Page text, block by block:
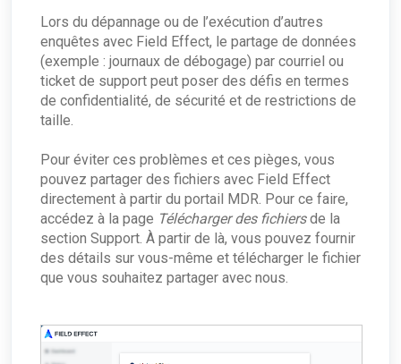
Covalence
Validation du critère de covalence
Exceptions au pare-feu pour les équipements
réseau et les endpoint agents
Dismissing an ARO?
ARO: Vulnerable Software Detected - Overview
ARO : Protocole RDP observé
Réponse active
Comment gérer la réponse active pour un seul
point de endpoint ?
Agents de points terminaux
Événements Windows enregistrés par l'agent
Endpoint
Données supplémentaires
Tableaux de données supplémentaires -
Tableau de données complémentaires :
Logiciels vulnérables
Lors du dépannage ou de l’exécution d’autres
enquêtes avec Field Effect, le partage de données
(exemple : journaux de débogage) par courriel ou
ticket de support peut poser des défis en termes
de confidentialité, de sécurité et de restrictions de
taille.
Pour éviter ces problèmes et ces pièges, vous
pouvez partager des fichiers avec Field Effect
directement à partir du portail MDR. Pour ce faire,
accédez à la page Télécharger des fichiersde la
section Support. À partir de là, vous pouvez fournir
des détails sur vous-même et télécharger le fichier
que vous souhaitez partager avec nous.